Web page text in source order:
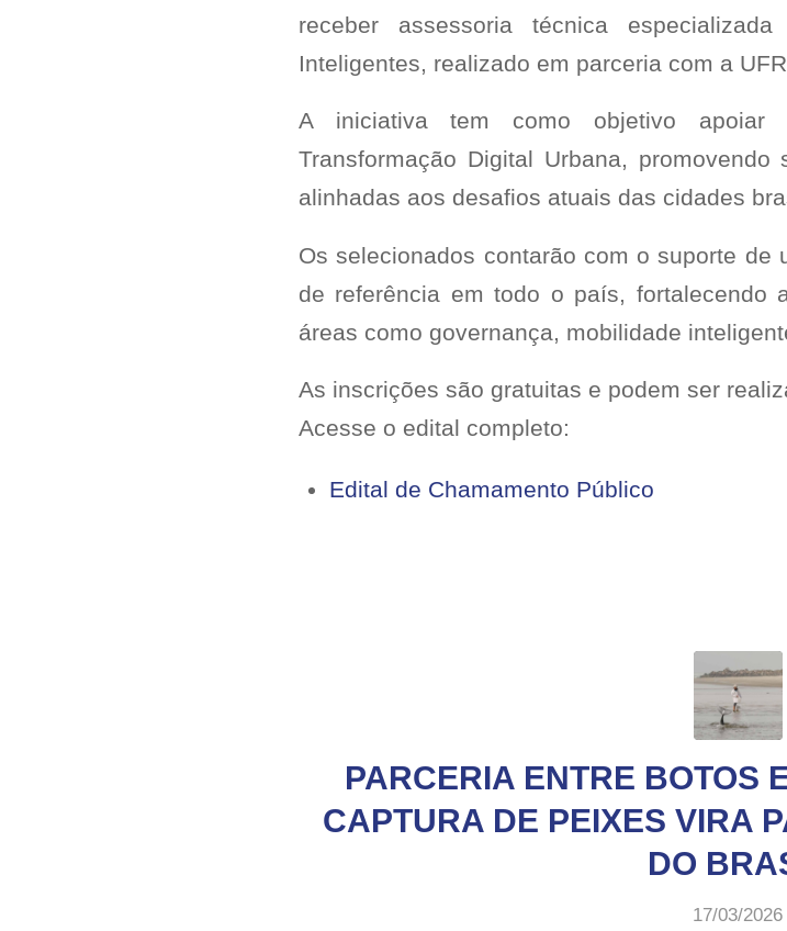
receber assessoria técnica
Inteligentes, realizado em parceria com a
A iniciativa tem como objetivo apoiar
Transformação Digital Urbana,
alinhadas aos desafios atuais das cidades
Os selecionados contarão com o suporte de
de referência em todo o país, fortalecendo
áreas como governança, mobilidade
As inscrições são gratuitas e podem ser
Acesse o edital completo:
Edital de Chamamento Público
PARCERIA ENTRE BOTOS
CAPTURA DE PEIXES VIRA
DO
17/03/2026